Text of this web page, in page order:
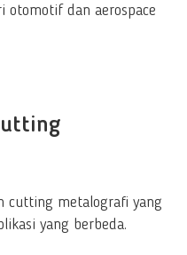
otomotif dan aerospace
cutting metalografi yang
yang berbeda.